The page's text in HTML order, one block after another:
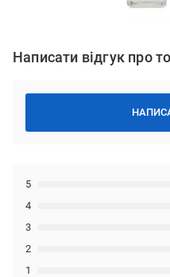
Написати відгук про
1
2
3
4
5